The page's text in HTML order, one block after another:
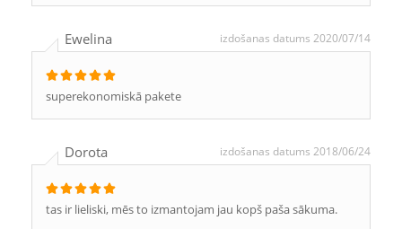
Ewelina izdošanas datums 2020/07/14
superekonomiskā pakete
Dorota izdošanas datums 2018/06/24
tas ir lieliski, mēs to izmantojam jau kopš paša sākuma.